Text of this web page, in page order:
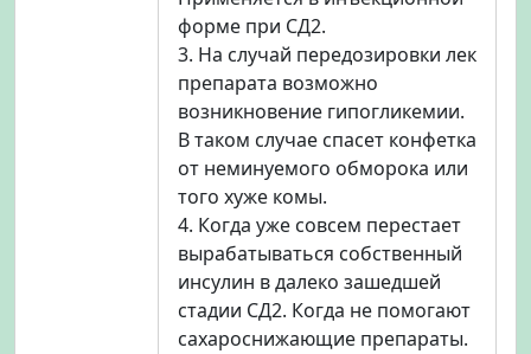
форме при СД2.
3. На случай передозировки лек
препарата возможно
возникновение гипогликемии.
В таком случае спасет конфетка
от неминуемого обморока или
того хуже комы.
4. Когда уже совсем перестает
вырабатываться собственный
инсулин в далеко зашедшей
стадии СД2. Когда не помогают
сахароснижающие препараты.